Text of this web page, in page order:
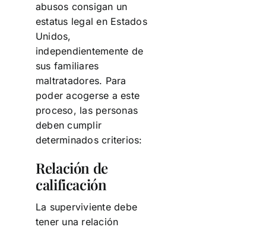
abusos consigan un
estatus legal en Estados
Unidos,
independientemente de
sus familiares
maltratadores. Para
poder acogerse a este
proceso, las personas
deben cumplir
determinados criterios:
Relación de
calificación
La superviviente debe
tener una relación